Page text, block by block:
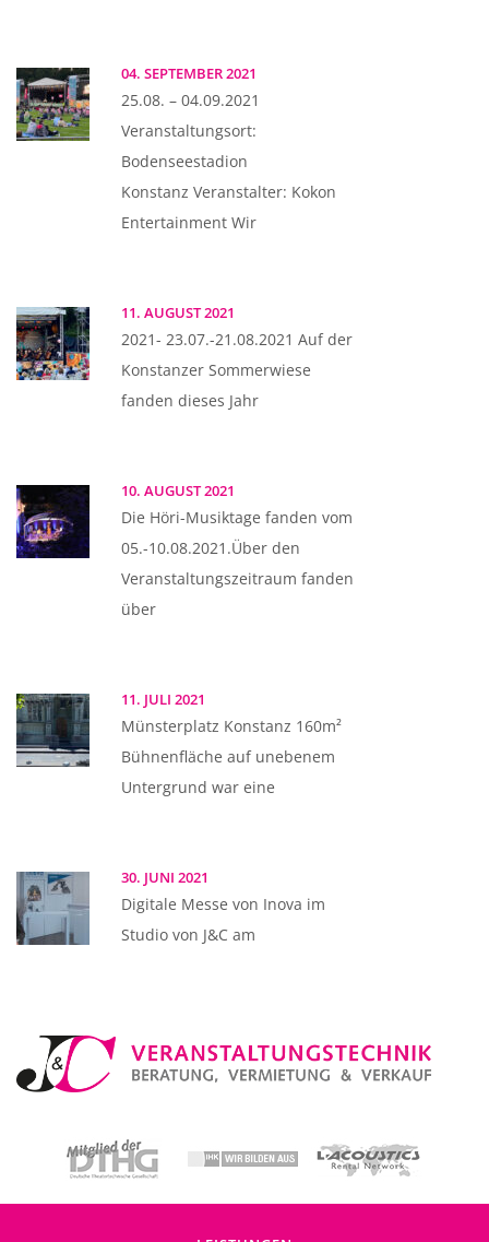
04. SEPTEMBER 2021
25.08. – 04.09.2021
Veranstaltungsort:
Bodenseestadion
Konstanz Veranstalter: Kokon
Entertainment Wir
11. AUGUST 2021
2021- 23.07.-21.08.2021 Auf der
Konstanzer Sommerwiese
fanden dieses Jahr
10. AUGUST 2021
Die Höri-Musiktage fanden vom
05.-10.08.2021.Über den
Veranstaltungszeitraum fanden
über
11. JULI 2021
Münsterplatz Konstanz 160m²
Bühnenfläche auf unebenem
Untergrund war eine
30. JUNI 2021
Digitale Messe von Inova im
Studio von J&C am